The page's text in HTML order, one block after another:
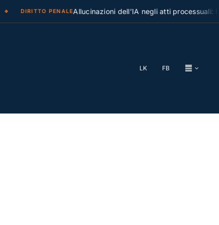
DIRITTO PENALEAllucinazioni dell’IA negli atti processuali: la
LK FB